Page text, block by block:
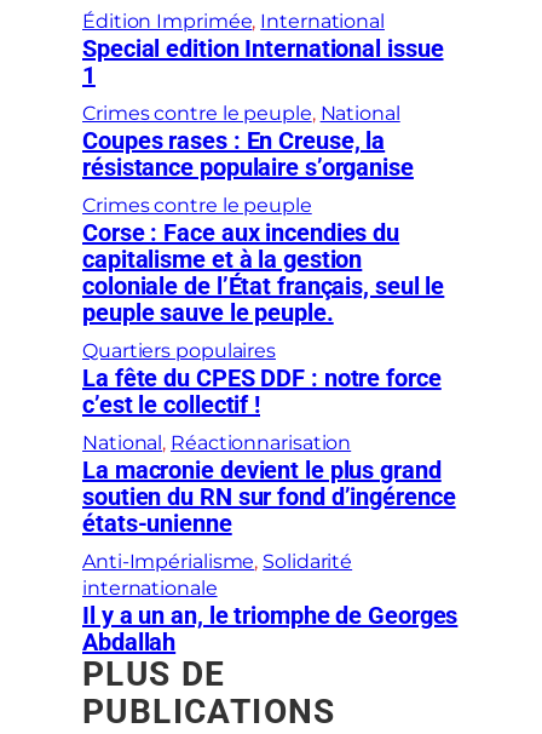
Édition Imprimée, International
Special edition International issue
1
Crimes contre le peuple, National
Coupes rases : En Creuse, la
résistance populaire s’organise
Crimes contre le peuple
Corse : Face aux incendies du
capitalisme et à la gestion
coloniale de l’État français, seul le
peuple sauve le peuple.
Quartiers populaires
La fête du CPES DDF : notre force
c’est le collectif !
National , Réactionnarisation
La macronie devient le plus grand
soutien du RN sur fond d’ingérence
états-unienne
Anti-Impérialisme, Solidarité
internationale
Il y a un an, le triomphe de Georges
Abdallah
PLUS DE
PUBLICATIONS